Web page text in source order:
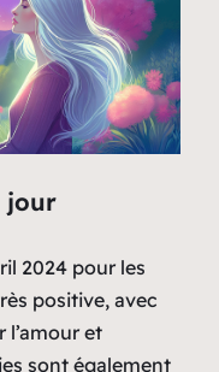
jour
2024 pour les
positive, avec
l’amour et
sont également